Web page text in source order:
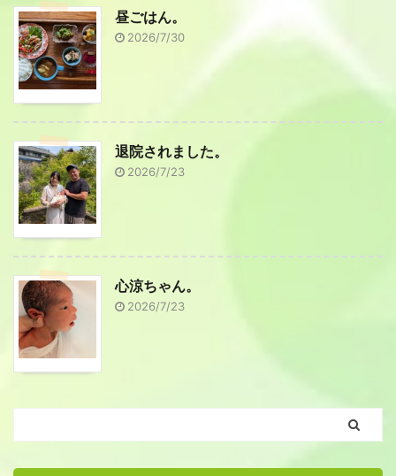
昼ごはん。
2026/7/30
退院されました。
2026/7/23
心涼ちゃん。
2026/7/23